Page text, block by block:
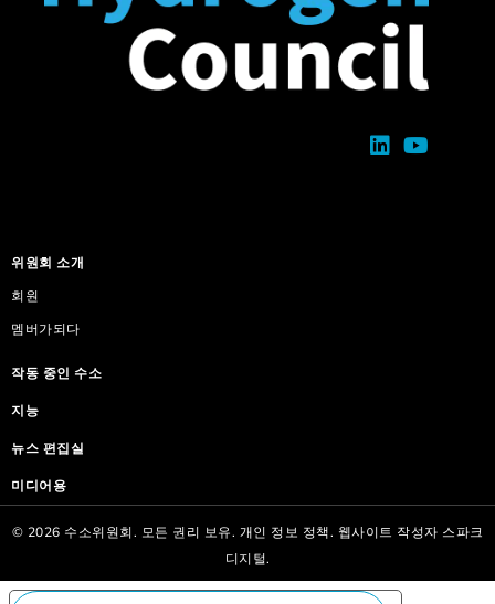
위원회 소개
회원
멤버가되다
작동 중인 수소
지능
뉴스 편집실
미디어용
© 2026 수소위원회. 모든 권리 보유. 개인 정보 정책. 웹사이트 작성자 스파크
디지털.